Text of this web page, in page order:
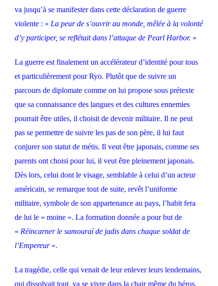
va jusqu’à se manifester dans cette déclaration de guerre
violente : « La peur de s’ouvrir au monde, mêlée à la volonté
d’y participer, se reflétait dans l’attaque de Pearl Harbor. »
La guerre est finalement un accélérateur d’identité pour tous
et particulièrement pour Ryo. Plutôt que de suivre un
parcours de diplomate comme on lui propose sous prétexte
que sa connaissance des langues et des cultures ennemies
pourrait être utiles, il choisit de devenir militaire. Il ne peut
pas se permettre de suivre les pas de son père, il lui faut
conjurer son statut de métis. Il veut être japonais, comme ses
parents ont choisi pour lui, il veut être pleinement japonais.
Dès lors, celui dont le visage, semblable à celui d’un acteur
américain, se remarque tout de suite, revêt l’uniforme
militaire, symbole de son appartenance au pays, l’habit fera
de lui le « moine ». La formation donnée a pour but de
« Réincarner le samouraï de jadis dans chaque soldat de
l’Empereur».
La tragédie, celle qui venait de leur enlever leurs lendemains,
qui dissolvait tout, va se vivre dans la chair même du héros.